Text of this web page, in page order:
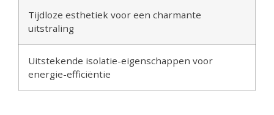
Tijdloze esthetiek voor een charmante
uitstraling
Uitstekende isolatie-eigenschappen voor
energie-efficiëntie